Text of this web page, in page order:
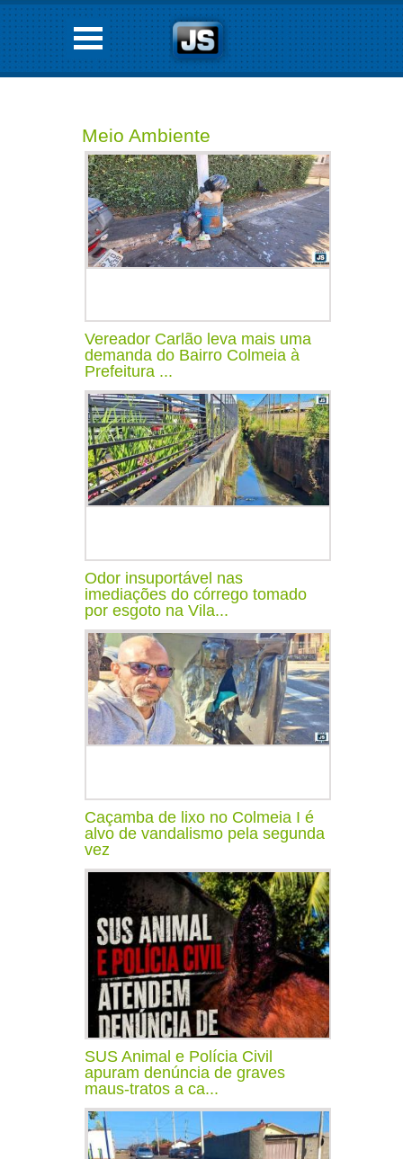
Meio Ambiente
Vereador Carlão leva mais uma
demanda do Bairro Colmeia à
Prefeitura ...
Odor insuportável nas
imediações do córrego tomado
por esgoto na Vila...
Caçamba de lixo no Colmeia I é
alvo de vandalismo pela segunda
vez
SUS Animal e Polícia Civil
apuram denúncia de graves
maus-tratos a ca...